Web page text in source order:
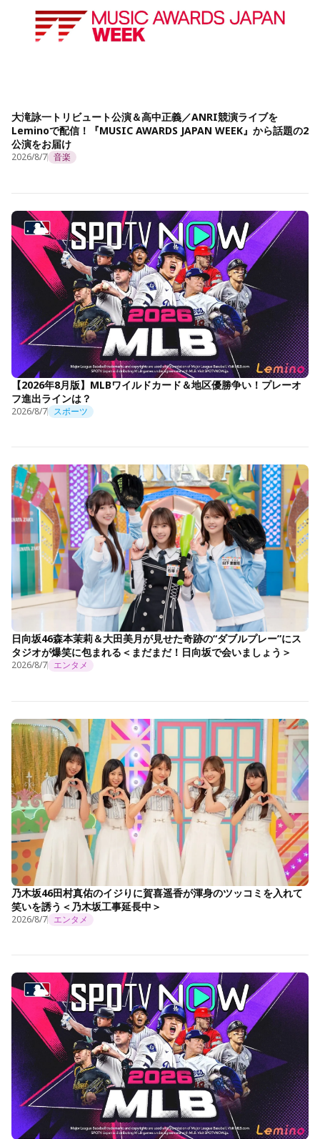
大滝詠一トリビュート公演＆高中正義／ANRI競演ライブを
Leminoで配信！『MUSIC AWARDS JAPAN WEEK』から話題の2
公演をお届け
2026/8/7 音楽
【2026年8月版】MLBワイルドカード＆地区優勝争い！プレーオ
フ進出ラインは？
2026/8/7 スポーツ
日向坂46森本茉莉＆大田美月が見せた奇跡の“ダブルプレー”にス
タジオが爆笑に包まれる＜まだまだ！日向坂で会いましょう＞
2026/8/7 エンタメ
乃木坂46田村真佑のイジりに賀喜遥香が渾身のツッコミを入れて
笑いを誘う＜乃木坂工事延長中＞
2026/8/7 エンタメ